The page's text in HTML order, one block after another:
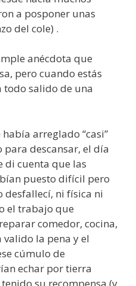
a posponer unas
del cole) .
anécdota que
pero cuando estás
todo salido de una
arreglado “casi”
descansar, el día
di cuenta que las
puesto difícil pero
desfallecí, ni física ni
el trabajo que
comedor, cocina,
la pena y el
cúmulo de
echar por tierra
su recompensa (y